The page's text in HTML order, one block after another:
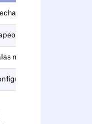
de permisos
incorrecto de salas
no habilitadas para
de perfil